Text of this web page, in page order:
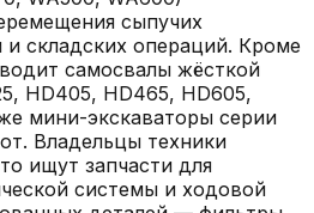
сыпучих
и складских операций. Кроме
самосвалы жёсткой
HD405, HD465, HD605,
мини-экскаваторы серии
Владельцы техники
ищут запчасти для
системы и ходовой